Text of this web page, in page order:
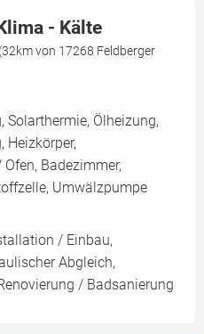
- Kälte
von 17268 Feldberger
Solarthermie, Ölheizung,
Heizkörper,
Badezimmer,
Umwälzpumpe
/ Einbau,
Abgleich,
/ Badsanierung